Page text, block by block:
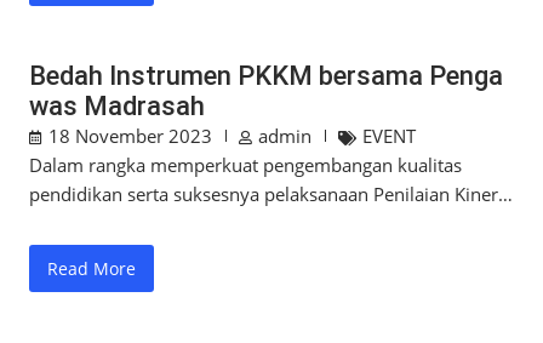
Bedah Instrumen PKKM bersama Penga
was Madrasah
18 November 2023 admin
EVENT
Dalam rangka memperkuat pengembangan kualitas
pendidikan serta suksesnya pelaksanaan Penilaian Kiner…
Read More